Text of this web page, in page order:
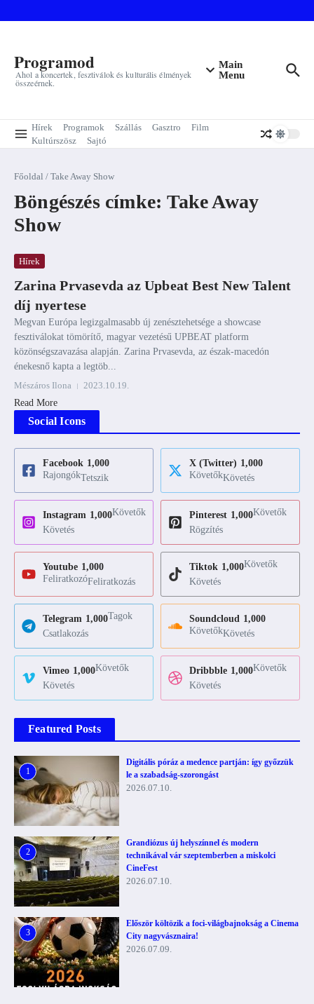
Programod
Ahol a koncertek, fesztiválok és kulturális élmények
összeérnek.
Main
Menu
Hírek Programok Szállás Gasztro
Film
Kultúrszösz
Sajtó
Főoldal / Take Away Show
Böngészés címke: Take Away
Show
Hírek
Zarina Prvasevda az Upbeat Best New Talent
díj nyertese
Megvan Európa legizgalmasabb új zenésztehetsége a showcase
fesztiválokat tömörítő, magyar vezetésű UPBEAT platform
közönségszavazása alapján. Zarina Prvasevda, az észak-macedón
énekesnő kapta a legtöb...
Mészáros Ilona
2023.10.19.
Read More
Social Icons
Facebook 1,000
RajongókTetszik
X (Twitter) 1,000
KövetőkKövetés
Instagram 1,000Követők
Követés
Pinterest 1,000Követők
Rögzítés
Youtube 1,000
FeliratkozóFeliratkozás
Tiktok 1,000Követők
Követés
Telegram 1,000Tagok
Csatlakozás
Soundcloud 1,000
KövetőkKövetés
Vimeo 1,000Követők
Követés
Dribbble 1,000Követők
Követés
Featured Posts
1
Digitális póráz a medence partján: így győzzük
le a szabadság-szorongást
2026.07.10.
2
Grandiózus új helyszínnel és modern
technikával vár szeptemberben a miskolci
CineFest
2026.07.10.
3
Először költözik a foci-világbajnokság a Cinema
City nagyvásznaira!
2026.07.09.